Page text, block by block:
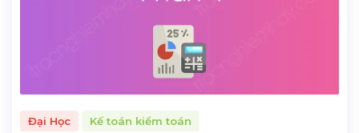
Đại Học Kế toán kiểm toán